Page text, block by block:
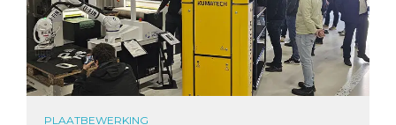
PLAATBEWERKING